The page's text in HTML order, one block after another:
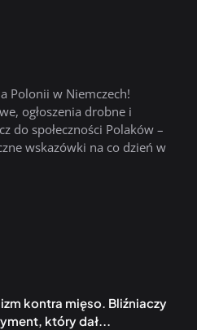
Polonii w Niemczech!
ogłoszenia drobne i
do społeczności Polaków –
wskazówki na co dzień w
kontra mięso. Bliźniaczy
który dał...